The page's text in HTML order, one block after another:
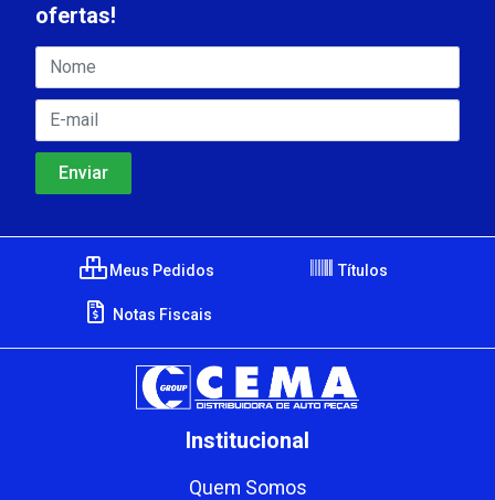
ofertas!
Meus Pedidos Títulos
Notas Fiscais
Institucional
Quem Somos